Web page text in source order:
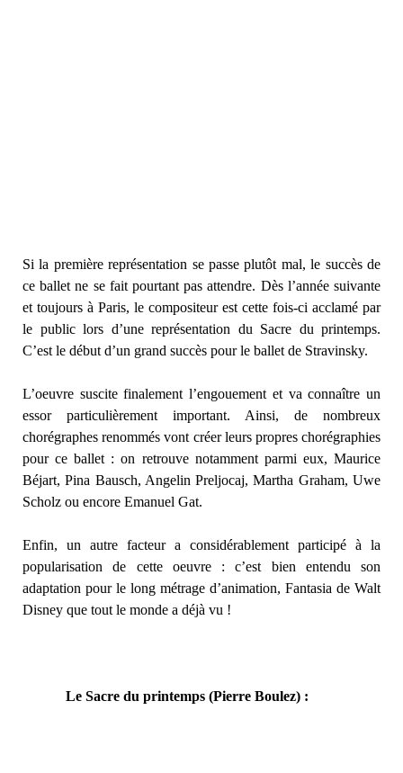
Si la première représentation se passe plutôt mal, le succès de
ce ballet ne se fait pourtant pas attendre. Dès l’année suivante
et toujours à Paris, le compositeur est cette fois-ci acclamé par
le public lors d’une représentation du Sacre du printemps.
C’est le début d’un grand succès pour le ballet de Stravinsky.
L’oeuvre suscite finalement l’engouement et va connaître un
essor particulièrement important. Ainsi, de nombreux
chorégraphes renommés vont créer leurs propres chorégraphies
pour ce ballet : on retrouve notamment parmi eux, Maurice
Béjart, Pina Bausch, Angelin Preljocaj, Martha Graham, Uwe
Scholz ou encore Emanuel Gat.
Enfin, un autre facteur a considérablement participé à la
popularisation de cette oeuvre : c’est bien entendu son
adaptation pour le long métrage d’animation, Fantasia de Walt
Disney que tout le monde a déjà vu !
Le Sacre du printemps (Pierre Boulez) :